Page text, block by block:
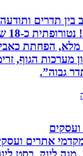
ותודעה-
ביותר בעולם!!!
הפחתת כאבים,
הגוף, זרימה
אתרים ועסקים